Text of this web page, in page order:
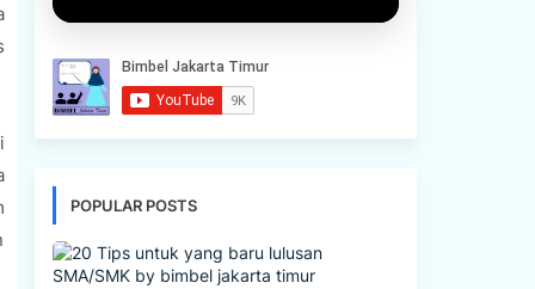
POPULAR POSTS